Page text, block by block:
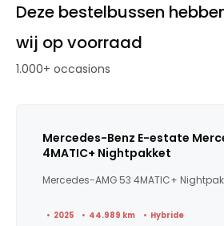
Deze bestelbussen
wij op voorraad
1.000+ occasions
Mercedes-Benz E-estate
4MATIC+ Nightpakket
Mercedes-AMG 53 4MATIC+
2025 44.989 km Hybride